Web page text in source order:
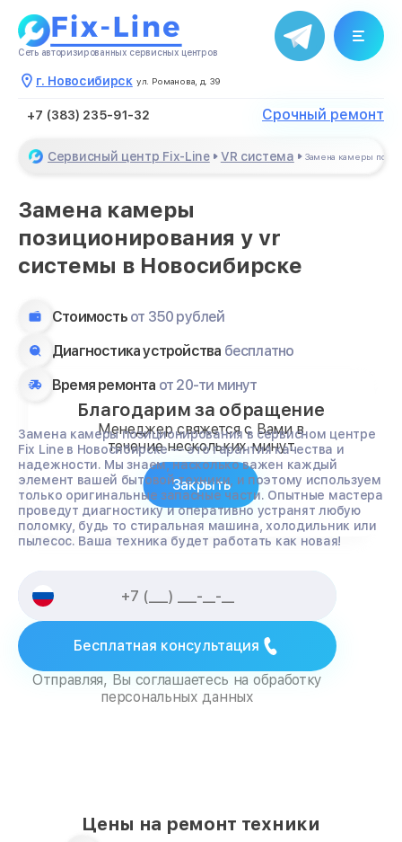
Сеть авторизированных сервисных центров
г. Новосибирск ул. Романова, д. 39
+7 (383) 235-91-32 Срочный ремонт
Сервисный центр Fix-Line VR система Замена камеры
Замена камеры
позиционирования у vr
системы в Новосибирске
Стоимость от 350 рублей
Диагностика устройства бесплатно
Время ремонта от 20-ти минут
Замена камеры позиционирования в сервисном центре
Fix Line в Новосибирске — это гарантия качества и
надежности. Мы знаем, насколько важен каждый
элемент вашей бытовой техники, и поэтому используем
только оригинальные запасные части. Опытные мастера
проведут диагностику и оперативно устранят любую
поломку, будь то стиральная машина, холодильник или
пылесос. Ваша техника будет работать как новая!
Бесплатная консультация
Отправляя, Вы соглашаетесь на обработку
персональных данных
Цены на ремонт техники
Благодарим за обращение
Менеджер свяжется с Вами в
течение нескольких минут
Закрыть